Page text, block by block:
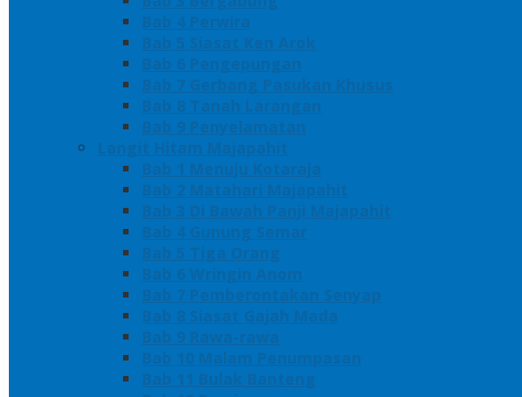
Bab 4 Perwira
Bab 5 Siasat Ken Arok
Bab 6 Pengepungan
Bab 7 Gerbang Pasukan Khusus
Bab 8 Tanah Larangan
Bab 9 Penyelamatan
Langit Hitam Majapahit
Bab 1 Menuju Kotaraja
Bab 2 Matahari Majapahit
Bab 3 Di Bawah Panji Majapahit
Bab 4 Gunung Semar
Bab 5 Tiga Orang
Bab 6 Wringin Anom
Bab 7 Pemberontakan Senyap
Bab 8 Siasat Gajah Mada
Bab 9 Rawa-rawa
Bab 10 Malam Penumpasan
Bab 11 Bulak Banteng